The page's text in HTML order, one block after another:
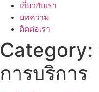
เกี่ยวกับเรา
บทความ
ติดต่อเรา
Category:
การบริการ